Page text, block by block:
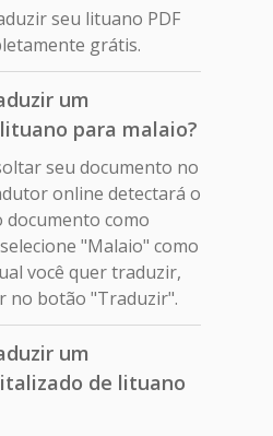
seu lituano PDF
grátis.
um
para malaio?
seu documento no
online detectará o
como
"Malaio" como
você quer traduzir,
no botão "Traduzir".
um
de lituano